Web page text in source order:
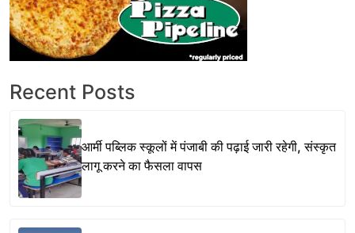
Recent Posts
आर्मी पब्लिक स्कूलों में पंजाबी की पढ़ाई जारी रहेगी, संस्कृत
लागू करने का फैसला वापस